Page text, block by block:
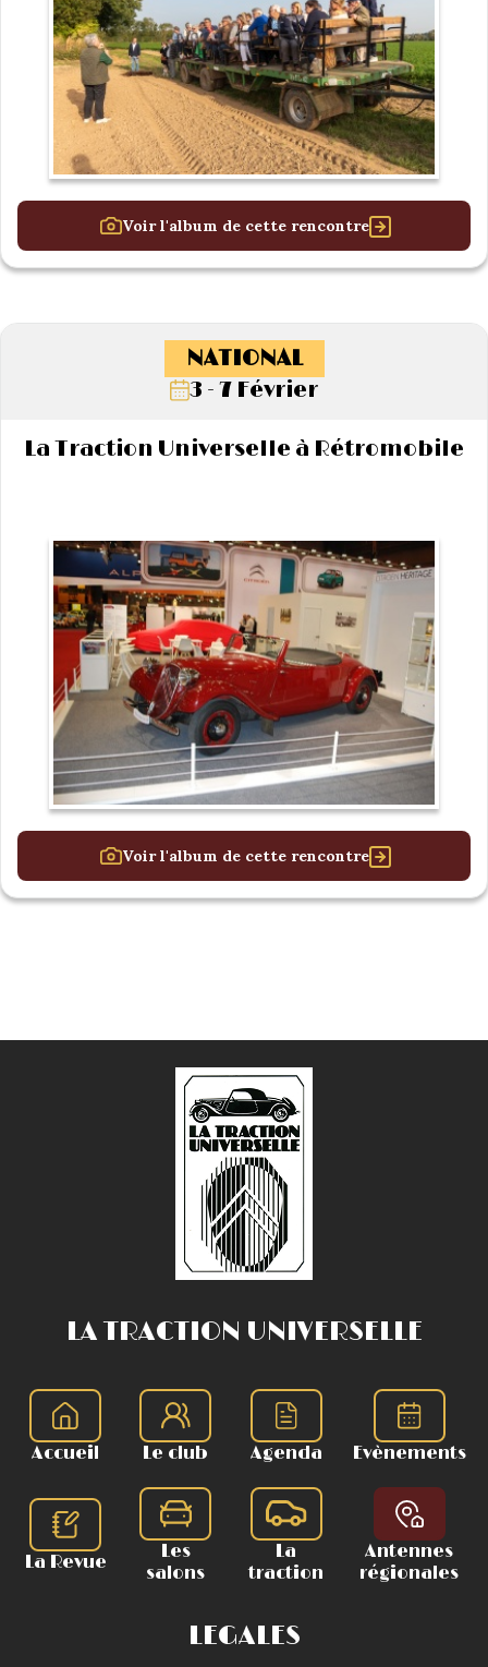
Voir l'album de cette rencontre
NATIONAL
3 - 7 Février
La Traction Universelle à Rétromobile
Voir l'album de cette rencontre
LA TRACTION UNIVERSELLE
Accueil Le club Agenda Evènements
La Revue
Les
salons
La
traction
Antennes
régionales
LEGALES